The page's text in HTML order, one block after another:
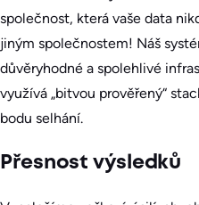
společnost, která vaše data
jiným společnostem! Náš
důvěryhodné a spolehlivé
využívá „bitvou prověřený“
bodu selhání.
Přesnost výsledků